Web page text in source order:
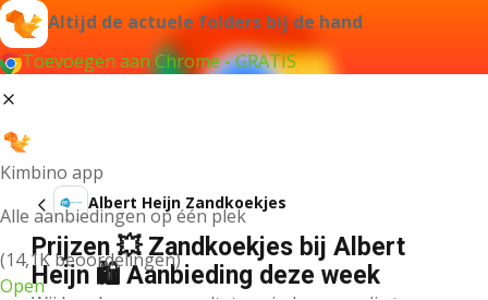
Altijd de actuele folders bij de hand
Toevoegen aan Chrome - GRATIS
Kimbino app
Alle aanbiedingen op één plek
(14,1K beoordelingen)
Open
Albert Heijn Zandkoekjes
Prijzen 💥 Zandkoekjes bij Albert
Heijn 🛍️ Aanbieding deze week